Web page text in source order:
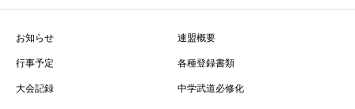
お知らせ
連盟概要
行事予定
各種登録書類
大会記録
中学武道必修化